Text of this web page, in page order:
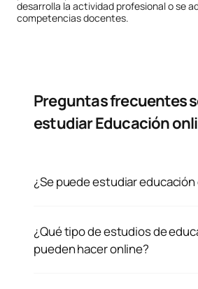
Preguntas frecuentes
estudiar Educación
¿Se puede estudiar educación
¿Qué tipo de estudios de
pueden hacer online?
desarrolla la actividad profesional o se
competencias docentes.